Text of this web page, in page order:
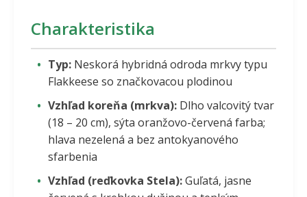
Charakteristika
Typ: Neskorá hybridná odroda mrkvy typu
Flakkeese so značkovacou plodinou
Vzhľad koreňa (mrkva): Dlho valcovitý tvar
(18 – 20 cm), sýta oranžovo-červená farba;
hlava nezelená a bez antokyanového
sfarbenia
Vzhľad (reďkovka Stela):Guľatá, jasne